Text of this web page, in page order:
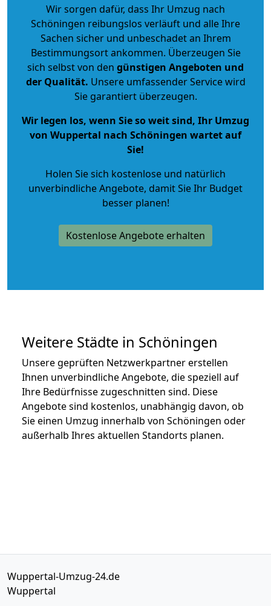
Wir sorgen dafür, dass Ihr Umzug nach
Schöningen reibungslos verläuft und alle Ihre
Sachen sicher und unbeschadet an Ihrem
Bestimmungsort ankommen. Überzeugen Sie
sich selbst von den günstigen Angeboten und
der Qualität. Unsere umfassender Service wird
Sie garantiert überzeugen.
Wir legen los, wenn Sie so weit sind, Ihr Umzug
von Wuppertal nach Schöningen wartet auf
Sie!
Holen Sie sich kostenlose und natürlich
unverbindliche Angebote, damit Sie Ihr Budget
besser planen!
Kostenlose Angebote erhalten
Weitere Städte in Schöningen
Unsere geprüften Netzwerkpartner erstellen
Ihnen unverbindliche Angebote, die speziell auf
Ihre Bedürfnisse zugeschnitten sind. Diese
Angebote sind kostenlos, unabhängig davon, ob
Sie einen Umzug innerhalb von Schöningen oder
außerhalb Ihres aktuellen Standorts planen.
Wuppertal-Umzug-24.de
Wuppertal